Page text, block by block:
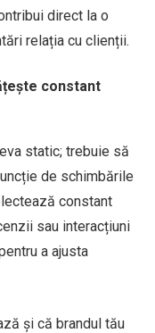
direct la o
relația cu clienții.
constant
static; trebuie să
de schimbările
constant
sau interacțiuni
a ajusta
și că brandul tău